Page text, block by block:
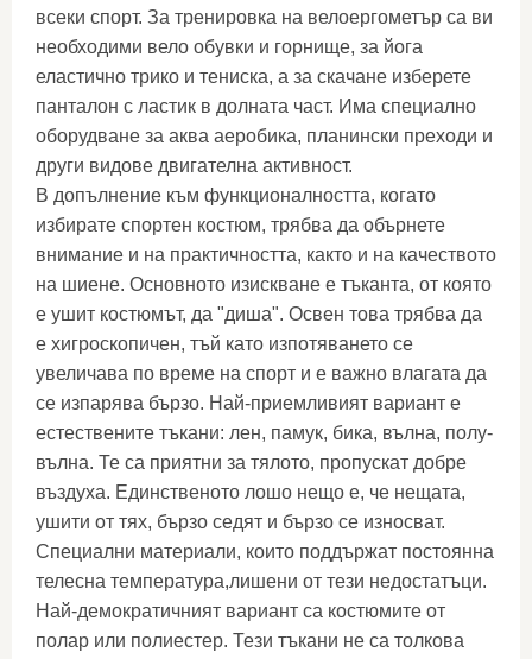
всеки спорт. За тренировка на велоергометър са ви
необходими вело обувки и горнище, за йога
еластично трико и тениска, а за скачане изберете
панталон с ластик в долната част. Има специално
оборудване за аква аеробика, планински преходи и
други видове двигателна активност.
В допълнение към функционалността, когато
избирате спортен костюм, трябва да обърнете
внимание и на практичността, както и на качеството
на шиене. Основното изискване е тъканта, от която
е ушит костюмът, да "диша". Освен това трябва да
е хигроскопичен, тъй като изпотяването се
увеличава по време на спорт и е важно влагата да
се изпарява бързо. Най-приемливият вариант е
естествените тъкани: лен, памук, бика, вълна, полу-
вълна. Те са приятни за тялото, пропускат добре
въздуха. Единственото лошо нещо е, че нещата,
ушити от тях, бързо седят и бързо се износват.
Специални материали, които поддържат постоянна
телесна температура,лишени от тези недостатъци.
Най-демократичният вариант са костюмите от
полар или полиестер. Тези тъкани не са толкова